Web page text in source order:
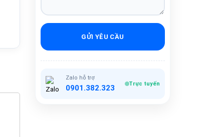
GỬI YÊU CẦU
Zalo hỗ trợ
0901.382.323 Trực tuyến